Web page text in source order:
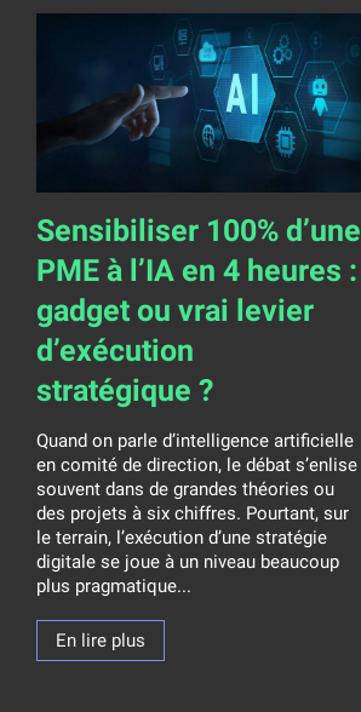
Sensibiliser 100% d’une
PME à l’IA en 4 heures :
gadget ou vrai levier
d’exécution
stratégique ?
Quand on parle d’intelligence artificielle
en comité de direction, le débat s’enlise
souvent dans de grandes théories ou
des projets à six chiffres. Pourtant, sur
le terrain, l’exécution d’une stratégie
digitale se joue à un niveau beaucoup
plus pragmatique...
En lire plus